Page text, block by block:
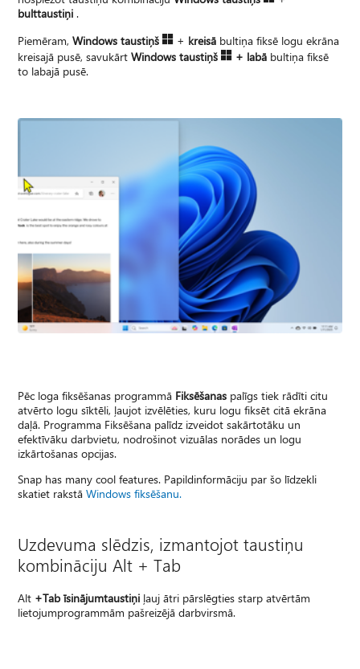
bulttaustiņi .
Piemēram,Windows taustiņš ​​​​​​​ + kreisā bultiņa fiksē logu ekrāna
kreisajā pusē, savukārtWindows taustiņš ​​​​​​​ + labā bultiņa fiksē
to labajā pusē.
Pēc loga fiksēšanas programmā Fiksēšanas palīgs tiek rādīti citu
atvērto logu sīktēli, ļaujot izvēlēties, kuru logu fiksēt citā ekrāna
daļā. Programma Fiksēšana palīdz izveidot sakārtotāku un
efektīvāku darbvietu, nodrošinot vizuālas norādes un logu
izkārtošanas opcijas.
Snap has many cool features. Papildinformāciju par šo līdzekli
skatiet rakstāWindows fiksēšanu.
Uzdevuma slēdzis, izmantojot taustiņu
kombināciju Alt + Tab
Alt +Tab īsinājumtaustiņi ļauj ātri pārslēgties starp atvērtām
lietojumprogrammām pašreizējā darbvirsmā.